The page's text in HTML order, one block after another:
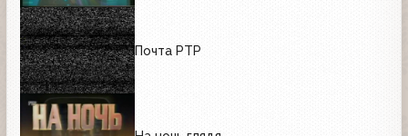
Почта РТР